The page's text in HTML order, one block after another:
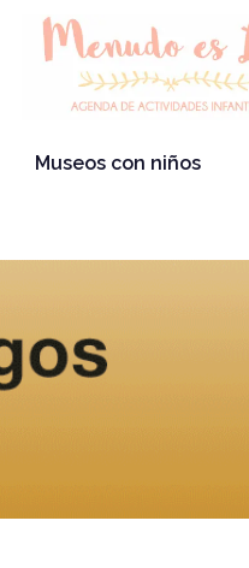
Museos con niños